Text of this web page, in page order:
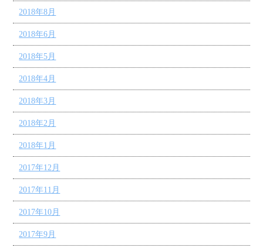
2018年8月
2018年6月
2018年5月
2018年4月
2018年3月
2018年2月
2018年1月
2017年12月
2017年11月
2017年10月
2017年9月